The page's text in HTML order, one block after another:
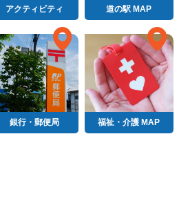
アクティビティ 道の駅 MAP
銀行・郵便局 福祉・介護 MAP